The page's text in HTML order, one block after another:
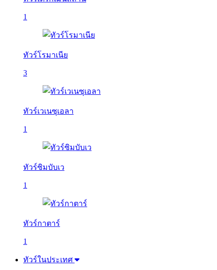
1
ทัวร์โรมาเนีย
3
ทัวร์เวเนซุเอลา
1
ทัวร์ซิมบับเว
1
ทัวร์กาตาร์
1
ทัวร์ในประเทศ